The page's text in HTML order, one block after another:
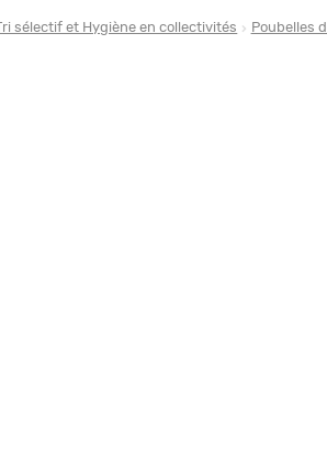
Tri sélectif et Hygiène en collectivités Poubelles